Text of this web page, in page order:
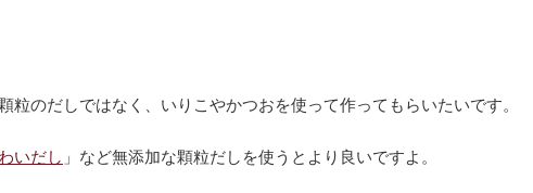
粒のだしではなく、いりこやかつおを使って作ってもらいたいです。
いだし 」など無添加な顆粒だしを使うとより良いですよ。